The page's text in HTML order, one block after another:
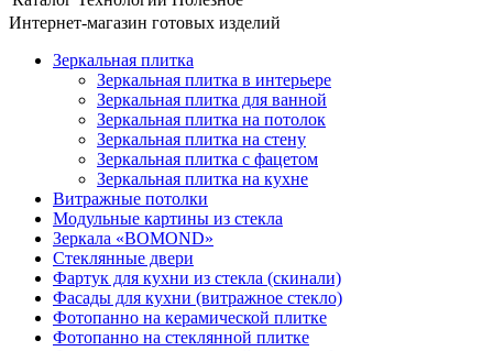
Интернет-магазин готовых изделий
Зеркальная плитка
Зеркальная плитка в интерьере
Зеркальная плитка для ванной
Зеркальная плитка на потолок
Зеркальная плитка на стену
Зеркальная плитка с фацетом
Зеркальная плитка на кухне
Витражные потолки
Модульные картины из стекла
Зеркала «BOMOND»
Стеклянные двери
Фартук для кухни из стекла (скинали)
Фасады для кухни (витражное стекло)
Фотопанно на керамической плитке
Фотопанно на стеклянной плитке